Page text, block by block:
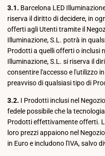
3.1. Barcelona LED
riserva il diritto di decidere, in
offerti agli Utenti tramite il
Illuminazione, S.L. potrà in
Prodotti a quelli offerti o inclusi
Illuminazione, S.L. si riserva il
consentire l'accesso e l'utilizzo
preavviso di qualsiasi tipo di
3.2. I Prodotti inclusi nel
fedele possibile che la
Prodotti effettivamente offerti.
loro prezzi appaiono nel
in Euro e includono l'IVA, salvo